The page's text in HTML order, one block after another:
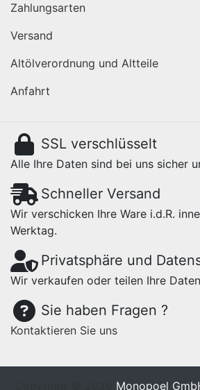
Zahlungsarten
Versand
Altölverordnung und Altteile
Anfahrt
SSL verschlüsselt
Alle Ihre Daten sind bei uns sicher
Schneller Versand
Wir verschicken Ihre Ware i.d.R.
Werktag.
Privatsphäre und
Wir verkaufen oder teilen Ihre
Sie haben Fragen ?
Kontaktieren Sie uns
Monopoel